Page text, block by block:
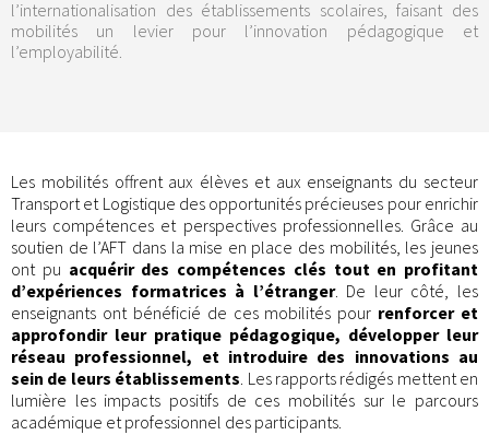
l’internationalisation des établissements scolaires, faisant des
mobilités un levier pour l’innovation pédagogique et
l’employabilité.
Les mobilités offrent aux élèves et aux enseignants du secteur
Transport et Logistique des opportunités précieuses pour enrichir
leurs compétences et perspectives professionnelles. Grâce au
soutien de l’AFT dans la mise en place des mobilités, les jeunes
ont pu acquérir des compétences clés tout en profitant
d’expériences formatrices à l’étranger. De leur côté, les
enseignants ont bénéficié de ces mobilités pour renforcer et
approfondir leur pratique pédagogique, développer leur
réseau professionnel, et introduire des innovations au
sein de leurs établissements. Les rapports rédigés mettent en
lumière les impacts positifs de ces mobilités sur le parcours
académique et professionnel des participants.